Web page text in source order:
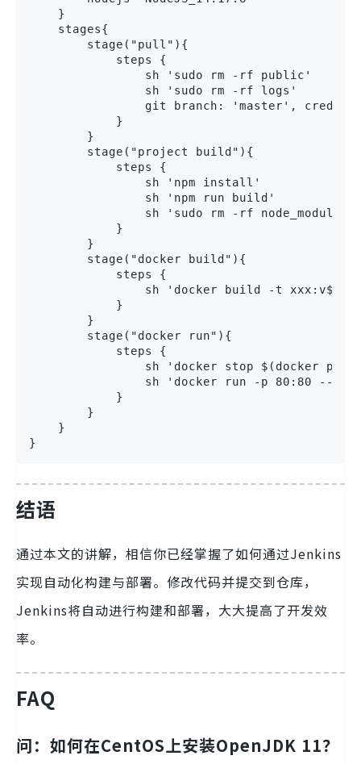
    }
    stages{
        stage("pull"){
            steps {
                sh 'sudo rm -rf public'
                sh 'sudo rm -rf logs'
git branch: 'master',
            }
        }
        stage("project build"){
            steps {
                sh 'npm install'
                sh 'npm run build'
                sh 'sudo rm -rf node_modules'
            }
        }
        stage("docker build"){
            steps {
sh 'docker build -t
            }
        }
        stage("docker run"){
            steps {
sh 'docker stop $(docker ps -
sh 'docker run -p 80:80 --
            }
        }
    }
}
结语
通过本文的讲解，相信你已经掌握了如何通过Jenkins
实现自动化构建与部署。修改代码并提交到仓库，
Jenkins将自动进行构建和部署，大大提高了开发效
率。
FAQ
问：如何在CentOS上安装OpenJDK 11？